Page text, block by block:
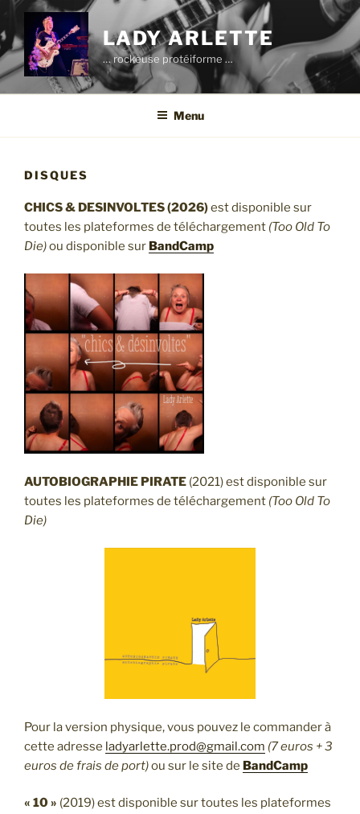
Aller
au
contenu
principal
LADY ARLETTE
… rockeuse protéiforme …
Menu
DISQUES
CHICS & DESINVOLTES (2026)est disponible sur
toutes les plateformes de téléchargement (Too Old To
Die)ou disponible sur BandCamp
AUTOBIOGRAPHIE PIRATE (2021) est disponible sur
toutes les plateformes de téléchargement (Too Old To
Die)
Pour la version physique, vous pouvez le commander à
cette adresse ladyarlette.prod@gmail.com (7 euros + 3
euros de frais de port)ou sur le site de BandCamp
« 10 » (2019) est disponible sur toutes les plateformes